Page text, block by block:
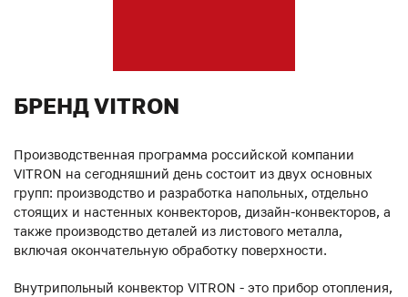
БРЕНД VITRON
Производственная программа российской компании
VITRON на сегодняшний день состоит из двух основных
групп: производство и разработка напольных, отдельно
стоящих и настенных конвекторов, дизайн-конвекторов, а
также производство деталей из листового металла,
включая окончательную обработку поверхности.
Внутрипольный конвектор VITRON - это прибор отопления,